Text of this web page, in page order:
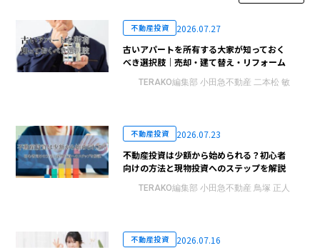
不動産投資
2026.07.27
古いアパートを所有する大家が知っておく
べき選択肢｜売却・建て替え・リフォーム
TERAKO編集部 小田急不動産 二本松 敏
不動産投資
2026.07.23
不動産投資は少額から始められる？初心者
向けの方法と現物投資へのステップを解説
TERAKO編集部 小田急不動産 鳥塚 正人
不動産投資
2026.07.16